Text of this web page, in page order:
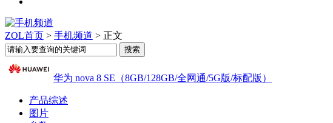
ZOL首页 > 手机频道 > 正文
华为 nova 8 SE（8GB/128GB/全网通/5G版/标配版）
产品综述
图片